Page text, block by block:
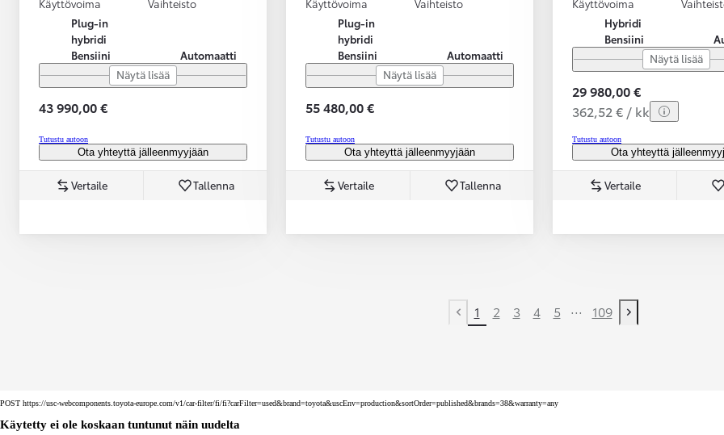
Käyttövoima
Plug-in
hybridi
Bensiini
Vaihteisto
Automaatti
Näytä lisää
43 990,00 €
Tutustu autoon
Ota yhteyttä jälleenmyyjään
Vertaile Tallenna
Käyttövoima
Plug-in
hybridi
Bensiini
Vaihteisto
Automaatti
Näytä lisää
55 480,00 €
Tutustu autoon
Ota yhteyttä jälleenmyyjään
Vertaile Tallenna
Käyttövoima
Hybridi
Bensiini
Näytä lisää
29 980,00 €
362,52 € / kk
Tutustu autoon
Ota yhteyttä
Vertaile
Previous page
1 2 3 4 5 ... 109
Next page
POST https://usc-webcomponents.toyota-europe.com/v1/car-filter/fi/fi?carFilter=used&brand=toyota&uscEnv=production&sortOrder=published&brands=38&warranty=any
Käytetty ei ole koskaan tuntunut näin uudelta